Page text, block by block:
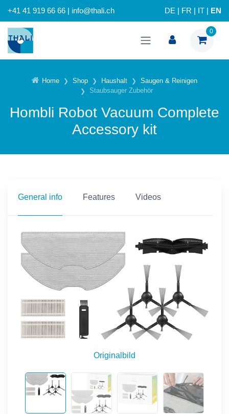
+41 41 919 66 66 | info@thali.ch DE FR IT EN
0
Home Shop Haushalt
Saugen & Reinigen
Staubsauger Zubehör
Hombli Robot Vacuum Complete
Accessory kit
General info Features Videos
Originalbild